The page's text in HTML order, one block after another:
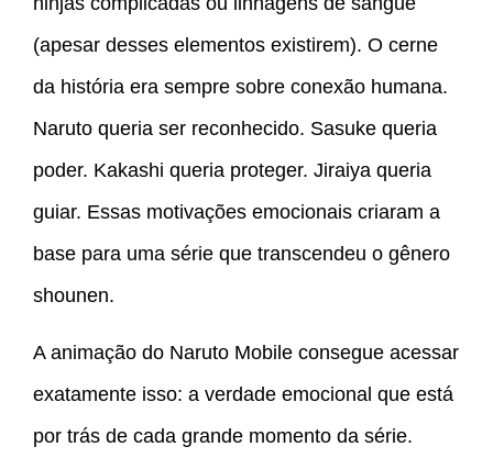
(apesar desses elementos existirem). O cerne
da história era sempre sobre conexão humana.
Naruto queria ser reconhecido. Sasuke queria
poder. Kakashi queria proteger. Jiraiya queria
guiar. Essas motivações emocionais criaram a
base para uma série que transcendeu o gênero
shounen.
A animação do Naruto Mobile consegue acessar
exatamente isso: a verdade emocional que está
por trás de cada grande momento da série.